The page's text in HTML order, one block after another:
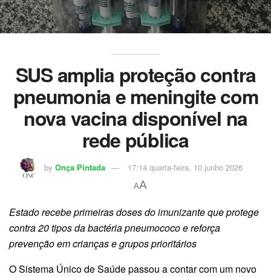
SUS amplia proteção contra
pneumonia e meningite com
nova vacina disponível na
rede pública
by Onça Pintada 17:14 quarta-feira, 10 junho 2026
AA
Estado recebe primeiras doses do imunizante que protege
contra 20 tipos da bactéria pneumococo e reforça
prevenção em crianças e grupos prioritários
O Sistema Único de Saúde passou a contar com um novo